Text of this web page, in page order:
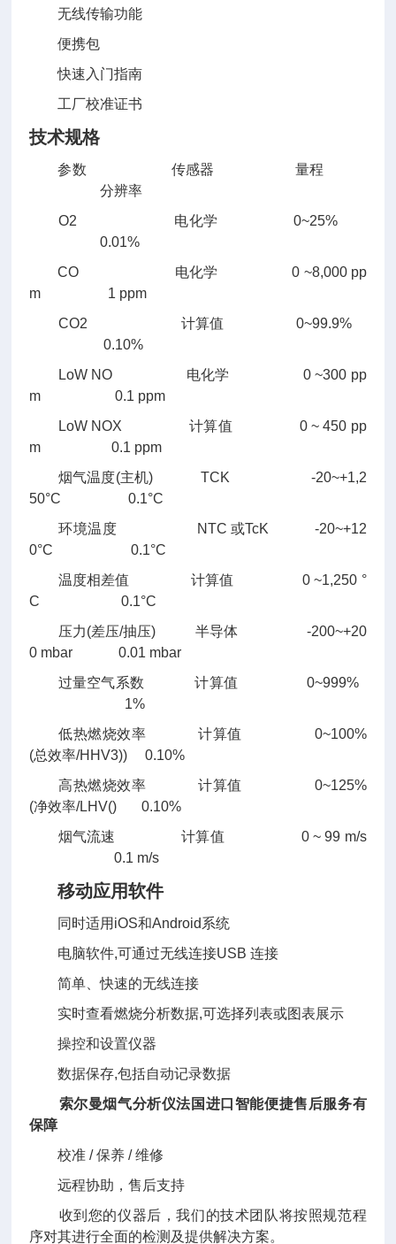
无线传输功能
便携包
快速入门指南
工厂校准证书
技术规格
参数 传感器 量程
分辨率
O2 电化学 0~25%
0.01%
CO 电化学 0 ~8,000 pp
m 1 ppm
CO2 计算值 0~99.9%
0.10%
LoW NO 电化学 0 ~300 pp
m 0.1 ppm
LoW NOX 计算值 0 ~ 450 pp
m 0.1 ppm
烟气温度(主机) TCK -20~+1,2
50°C 0.1°C
环境温度 NTC 或TcK -20~+12
0°C 0.1°C
温度相差值 计算值 0 ~1,250 °
C 0.1°C
压力(差压/抽压) 半导体 -200~+20
0 mbar 0.01 mbar
过量空气系数 计算值 0~999%
1%
低热燃烧效率 计算值 0~100%
(总效率/HHV3)) 0.10%
高热燃烧效率 计算值 0~125%
(净效率/LHV() 0.10%
烟气流速 计算值 0 ~ 99 m/s
0.1 m/s
移动应用软件
同时适用iOS和Android系统
电脑软件,可通过无线连接USB 连接
简单、快速的无线连接
实时查看燃烧分析数据,可选择列表或图表展示
操控和设置仪器
数据保存,包括自动记录数据
索尔曼烟气分析仪法国进口智能便捷售后服务有
保障
校准 / 保养 / 维修
远程协助，售后支持
收到您的仪器后，我们的技术团队将按照规范程
序对其进行全面的检测及提供解决方案。